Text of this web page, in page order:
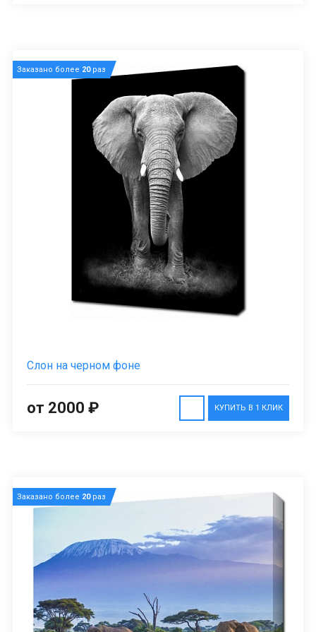
Заказано более 20раз
Слон на черном фоне
КУПИТЬ В 1 КЛИК
от 2000 ₽
Заказано более 20раз